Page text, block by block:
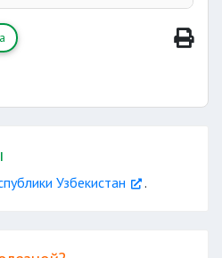
транспортных
инструмента
Узбекистан .